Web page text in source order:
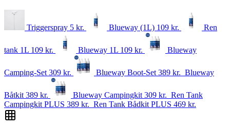
Triggerspray 5 kr. Blueway (1L) 109 kr. Ren
tank 1L 109 kr. Blueway 1L 109 kr. Blueway
Camping-Set 309 kr. Blueway Boot-Set 389 kr. Blueway
Båtkit 389 kr. Blueway Campingkit 309 kr. Ren Tank
Campingkit PLUS 389 kr. Ren Tank Bådkit PLUS 469 kr.